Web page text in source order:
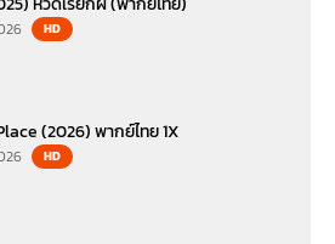
HD
(2026) พากย์ไทย 1X
HD